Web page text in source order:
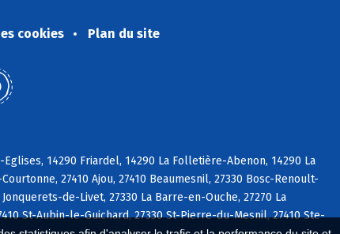
cookies Plan du site
14290 Friardel, 14290 La Folletière-Abenon, 14290 La
27410 Ajou, 27410 Beaumesnil, 27330 Bosc-Renoult-
de-Livet, 27330 La Barre-en-Ouche, 27270 La
St-Aubin-le-Guichard, 27330 St-Pierre-du-Mesnil, 27410 Ste-